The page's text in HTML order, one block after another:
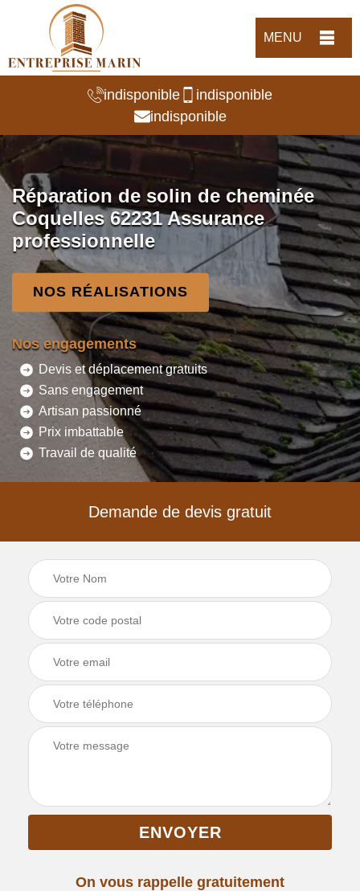
MENU
indisponible
indisponible
indisponible
Réparation de solin de cheminée
Coquelles 62231 Assurance
professionnelle
NOS RÉALISATIONS
Nos engagements
Devis et déplacement gratuits
Sans engagement
Artisan passionné
Prix imbattable
Travail de qualité
Demande de devis gratuit
On vous rappelle gratuitement